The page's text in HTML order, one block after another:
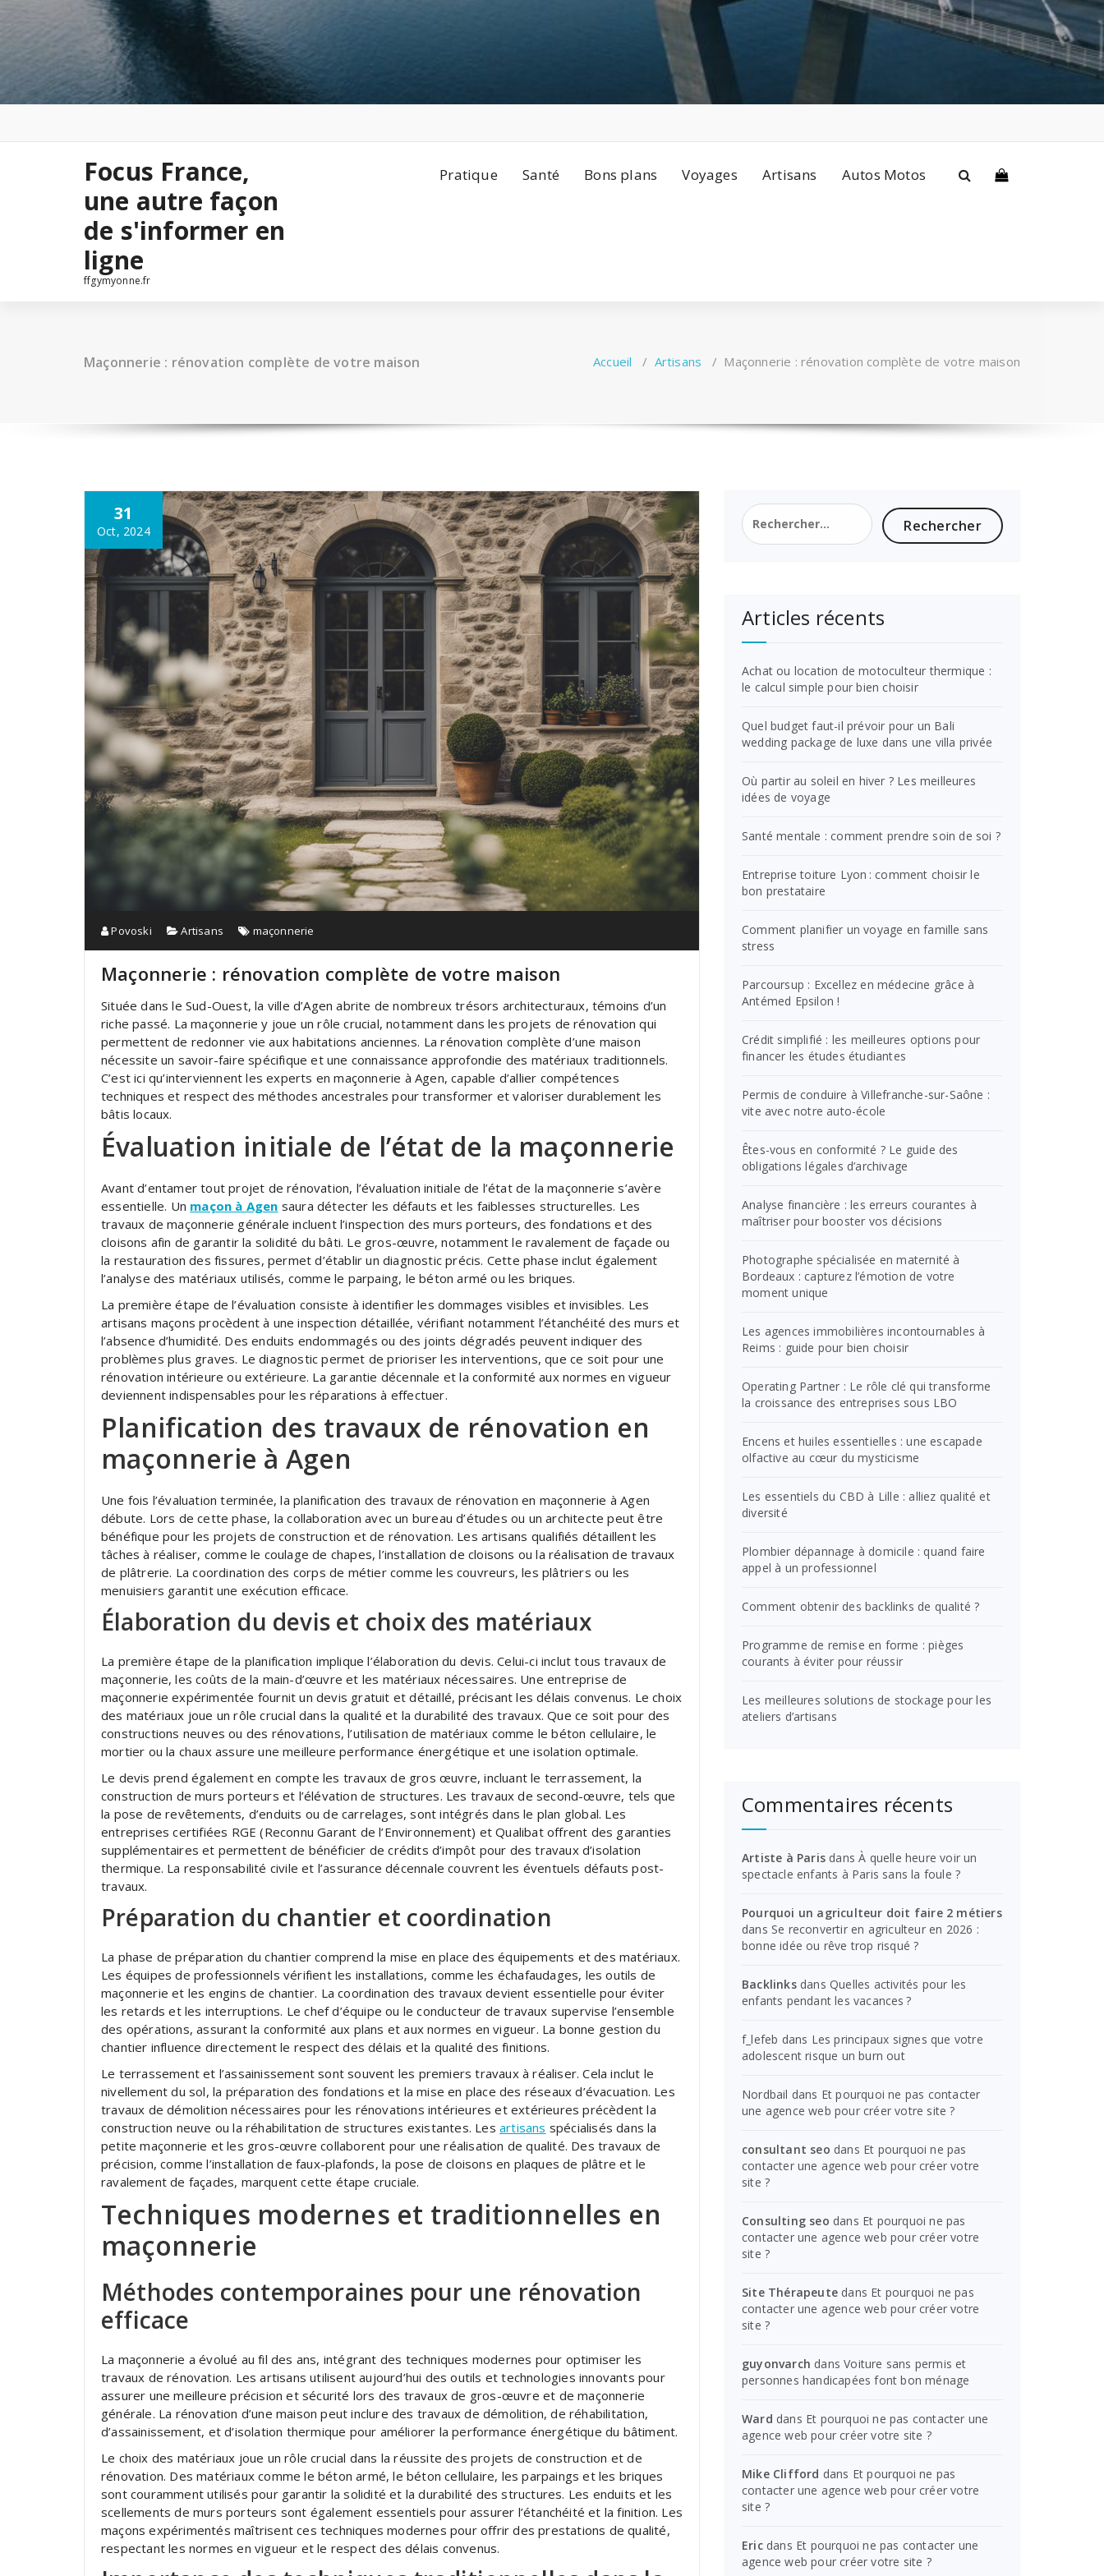
Focus France,
une autre façon
de s'informer en
ligne
ffgymyonne.fr
Pratique Santé Bons plans Voyages Artisans Autos Motos
Maçonnerie : rénovation complète de votre maison Accueil / Artisans / Maçonnerie : rénovation complète de votre maison
31
Oct, 2024
Povoski Artisans maçonnerie
Maçonnerie : rénovation complète de votre maison
Située dans le Sud-Ouest, la ville d’Agen abrite de nombreux trésors architecturaux, témoins d’un
riche passé. La maçonnerie y joue un rôle crucial, notamment dans les projets de rénovation qui
permettent de redonner vie aux habitations anciennes. La rénovation complète d’une maison
nécessite un savoir-faire spécifique et une connaissance approfondie des matériaux traditionnels.
C’est ici qu’interviennent les experts en maçonnerie à Agen, capable d’allier compétences
techniques et respect des méthodes ancestrales pour transformer et valoriser durablement les
bâtis locaux.
Évaluation initiale de l’état de la maçonnerie
Avant d’entamer tout projet de rénovation, l’évaluation initiale de l’état de la maçonnerie s’avère
essentielle. Un maçon à Agen saura détecter les défauts et les faiblesses structurelles. Les
travaux de maçonnerie générale incluent l’inspection des murs porteurs, des fondations et des
cloisons afin de garantir la solidité du bâti. Le gros-œuvre, notamment le ravalement de façade ou
la restauration des fissures, permet d’établir un diagnostic précis. Cette phase inclut également
l’analyse des matériaux utilisés, comme le parpaing, le béton armé ou les briques.
La première étape de l’évaluation consiste à identifier les dommages visibles et invisibles. Les
artisans maçons procèdent à une inspection détaillée, vérifiant notamment l’étanchéité des murs et
l’absence d’humidité. Des enduits endommagés ou des joints dégradés peuvent indiquer des
problèmes plus graves. Le diagnostic permet de prioriser les interventions, que ce soit pour une
rénovation intérieure ou extérieure. La garantie décennale et la conformité aux normes en vigueur
deviennent indispensables pour les réparations à effectuer.
Planification des travaux de rénovation en
maçonnerie à Agen
Une fois l’évaluation terminée, la planification des travaux de rénovation en maçonnerie à Agen
débute. Lors de cette phase, la collaboration avec un bureau d’études ou un architecte peut être
bénéfique pour les projets de construction et de rénovation. Les artisans qualifiés détaillent les
tâches à réaliser, comme le coulage de chapes, l’installation de cloisons ou la réalisation de travaux
de plâtrerie. La coordination des corps de métier comme les couvreurs, les plâtriers ou les
menuisiers garantit une exécution efficace.
Élaboration du devis et choix des matériaux
La première étape de la planification implique l’élaboration du devis. Celui-ci inclut tous travaux de
maçonnerie, les coûts de la main-d’œuvre et les matériaux nécessaires. Une entreprise de
maçonnerie expérimentée fournit un devis gratuit et détaillé, précisant les délais convenus. Le choix
des matériaux joue un rôle crucial dans la qualité et la durabilité des travaux. Que ce soit pour des
constructions neuves ou des rénovations, l’utilisation de matériaux comme le béton cellulaire, le
mortier ou la chaux assure une meilleure performance énergétique et une isolation optimale.
Le devis prend également en compte les travaux de gros œuvre, incluant le terrassement, la
construction de murs porteurs et l’élévation de structures. Les travaux de second-œuvre, tels que
la pose de revêtements, d’enduits ou de carrelages, sont intégrés dans le plan global. Les
entreprises certifiées RGE (Reconnu Garant de l’Environnement) et Qualibat offrent des garanties
supplémentaires et permettent de bénéficier de crédits d’impôt pour des travaux d’isolation
thermique. La responsabilité civile et l’assurance décennale couvrent les éventuels défauts post-
travaux.
Préparation du chantier et coordination
La phase de préparation du chantier comprend la mise en place des équipements et des matériaux.
Les équipes de professionnels vérifient les installations, comme les échafaudages, les outils de
maçonnerie et les engins de chantier. La coordination des travaux devient essentielle pour éviter
les retards et les interruptions. Le chef d’équipe ou le conducteur de travaux supervise l’ensemble
des opérations, assurant la conformité aux plans et aux normes en vigueur. La bonne gestion du
chantier influence directement le respect des délais et la qualité des finitions.
Le terrassement et l’assainissement sont souvent les premiers travaux à réaliser. Cela inclut le
nivellement du sol, la préparation des fondations et la mise en place des réseaux d’évacuation. Les
travaux de démolition nécessaires pour les rénovations intérieures et extérieures précèdent la
construction neuve ou la réhabilitation de structures existantes. Lesartisans spécialisés dans la
petite maçonnerie et les gros-œuvre collaborent pour une réalisation de qualité. Des travaux de
précision, comme l’installation de faux-plafonds, la pose de cloisons en plaques de plâtre et le
ravalement de façades, marquent cette étape cruciale.
Techniques modernes et traditionnelles en
maçonnerie
Méthodes contemporaines pour une rénovation
efficace
La maçonnerie a évolué au fil des ans, intégrant des techniques modernes pour optimiser les
travaux de rénovation. Les artisans utilisent aujourd’hui des outils et technologies innovants pour
assurer une meilleure précision et sécurité lors des travaux de gros-œuvre et de maçonnerie
générale. La rénovation d’une maison peut inclure des travaux de démolition, de réhabilitation,
d’assainissement, et d’isolation thermique pour améliorer la performance énergétique du bâtiment.
Le choix des matériaux joue un rôle crucial dans la réussite des projets de construction et de
rénovation. Des matériaux comme le béton armé, le béton cellulaire, les parpaings et les briques
sont couramment utilisés pour garantir la solidité et la durabilité des structures. Les enduits et les
scellements de murs porteurs sont également essentiels pour assurer l’étanchéité et la finition. Les
maçons expérimentés maîtrisent ces techniques modernes pour offrir des prestations de qualité,
respectant les normes en vigueur et le respect des délais convenus.
Rechercher :
Articles récents
Achat ou location de motoculteur thermique :
le calcul simple pour bien choisir
Quel budget faut-il prévoir pour un Bali
wedding package de luxe dans une villa privée
Où partir au soleil en hiver ? Les meilleures
idées de voyage
Santé mentale : comment prendre soin de soi ?
Entreprise toiture Lyon : comment choisir le
bon prestataire
Comment planifier un voyage en famille sans
stress
Parcoursup : Excellez en médecine grâce à
Antémed Epsilon !
Crédit simplifié : les meilleures options pour
financer les études étudiantes
Permis de conduire à Villefranche-sur-Saône :
vite avec notre auto-école
Êtes-vous en conformité ? Le guide des
obligations légales d’archivage
Analyse financière : les erreurs courantes à
maîtriser pour booster vos décisions
Photographe spécialisée en maternité à
Bordeaux : capturez l’émotion de votre
moment unique
Les agences immobilières incontournables à
Reims : guide pour bien choisir
Operating Partner : Le rôle clé qui transforme
la croissance des entreprises sous LBO
Encens et huiles essentielles : une escapade
olfactive au cœur du mysticisme
Les essentiels du CBD à Lille : alliez qualité et
diversité
Plombier dépannage à domicile : quand faire
appel à un professionnel
Comment obtenir des backlinks de qualité ?
Programme de remise en forme : pièges
courants à éviter pour réussir
Les meilleures solutions de stockage pour les
ateliers d’artisans
Commentaires récents
Artiste à Paris dansÀ quelle heure voir un
spectacle enfants à Paris sans la foule ?
Pourquoi un agriculteur doit faire 2 métiers
dans Se reconvertir en agriculteur en 2026 :
bonne idée ou rêve trop risqué ?
BacklinksdansQuelles activités pour les
enfants pendant les vacances ?
f_lefeb dans Les principaux signes que votre
adolescent risque un burn out
Nordbail dans Et pourquoi ne pas contacter
une agence web pour créer votre site ?
consultant seo dans Et pourquoi ne pas
contacter une agence web pour créer votre
site ?
Consulting seo dans Et pourquoi ne pas
contacter une agence web pour créer votre
site ?
Site Thérapeute dans Et pourquoi ne pas
contacter une agence web pour créer votre
site ?
guyonvarch dansVoiture sans permis et
personnes handicapées font bon ménage
Ward dans Et pourquoi ne pas contacter une
agence web pour créer votre site ?
Mike Clifford dans Et pourquoi ne pas
contacter une agence web pour créer votre
site ?
Ericdans Et pourquoi ne pas contacter une
agence web pour créer votre site ?